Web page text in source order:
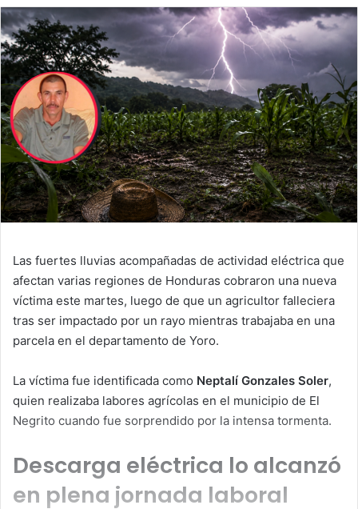
email
Las fuertes lluvias acompañadas de actividad eléctrica que
afectan varias regiones de Honduras cobraron una nueva
víctima este martes, luego de que un agricultor falleciera
tras ser impactado por un rayo mientras trabajaba en una
parcela en el departamento de Yoro.
La víctima fue identificada como Neptalí Gonzales Soler,
quien realizaba labores agrícolas en el municipio de El
Negrito cuando fue sorprendido por la intensa tormenta.
Descarga eléctrica lo alcanzó
en plena jornada laboral